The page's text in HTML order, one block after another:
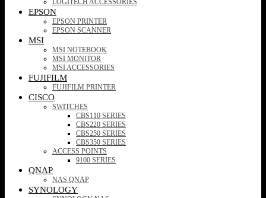
LOGITECH ACCESSORIES
EPSON
EPSON PRINTER
EPSON SCANNER
MSI
MSI NOTEBOOK
MSI MONITOR
MSI ACCESSORIES
FUJIFILM
FUJIFILM PRINTER
CISCO
SWITCHES
CBS110 SERIES
CBS220 SERIES
CBS250 SERIES
CBS350 SERIES
ACCESS POINTS
9100 SERIES
QNAP
NAS QNAP
SYNOLOGY